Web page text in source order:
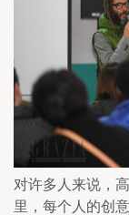
对许多人来说，
里，每个人的创